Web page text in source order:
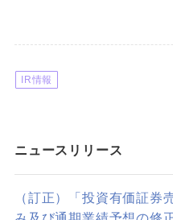
IR情報
ニュースリリース
（訂正）「投資有価証券